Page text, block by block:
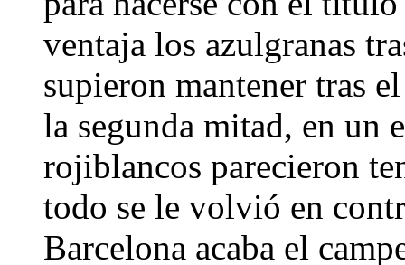
ventaja los azulgranas
supieron mantener tras
la segunda mitad, en un
rojiblancos parecieron
todo se le volvió en
Barcelona acaba el